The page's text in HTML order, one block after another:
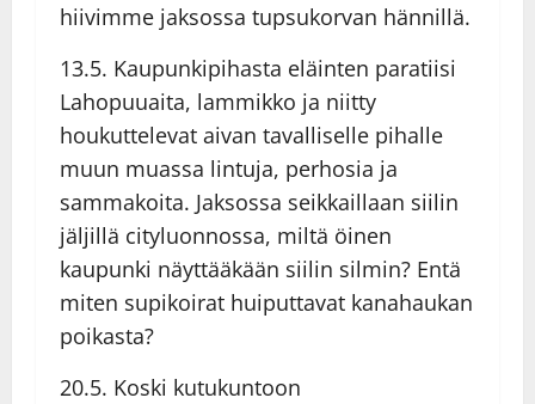
hiivimme jaksossa tupsukorvan hännillä.
13.5. Kaupunkipihasta eläinten paratiisi
Lahopuuaita, lammikko ja niitty
houkuttelevat aivan tavalliselle pihalle
muun muassa lintuja, perhosia ja
sammakoita. Jaksossa seikkaillaan siilin
jäljillä cityluonnossa, miltä öinen
kaupunki näyttääkään siilin silmin? Entä
miten supikoirat huiputtavat kanahaukan
poikasta?
20.5. Koski kutukuntoon